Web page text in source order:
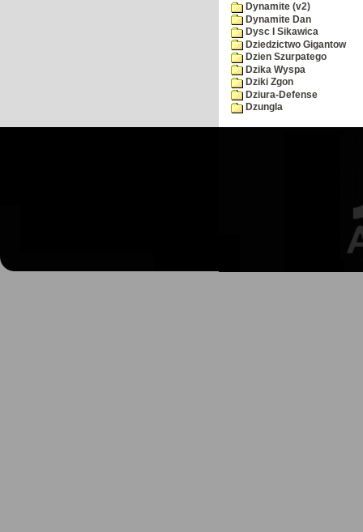
Dynamite (v2)
Dynamite Dan
Dysc I Sikawica
Dziedzictwo Gigantow
Dzien Szurpatego
Dzika Wyspa
Dziki Zgon
Dziura-Defense
Dzungla